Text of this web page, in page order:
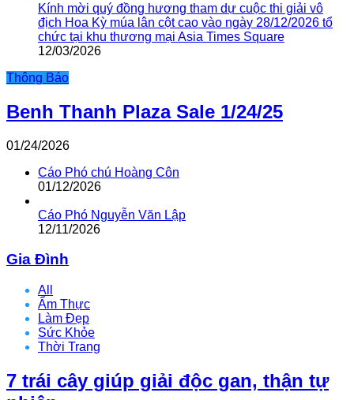
Kính mời quý đồng hương tham dự cuộc thi giải vô
địch Hoa Kỳ múa lân cột cao vào ngày 28/12/2026 tổ
chức tại khu thương mại Asia Times Square
12/03/2026
Thông Báo
Benh Thanh Plaza Sale 1/24/25
01/24/2026
Cáo Phó chú Hoàng Côn
01/12/2026
Cáo Phó Nguyễn Văn Lập
12/11/2026
Gia Đình
All
Ẩm Thực
Làm Đẹp
Sức Khỏe
Thời Trang
7 trái cây giúp giải độc gan, thận tự